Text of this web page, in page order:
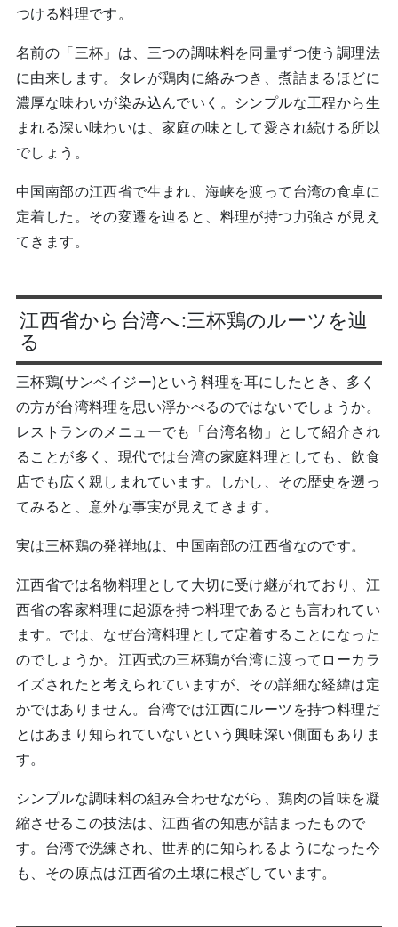
つける料理です。
名前の「三杯」は、三つの調味料を同量ずつ使う調理法
に由来します。タレが鶏肉に絡みつき、煮詰まるほどに
濃厚な味わいが染み込んでいく。シンプルな工程から生
まれる深い味わいは、家庭の味として愛され続ける所以
でしょう。
中国南部の江西省で生まれ、海峡を渡って台湾の食卓に
定着した。その変遷を辿ると、料理が持つ力強さが見え
てきます。
江西省から台湾へ:三杯鶏のルーツを辿
る
三杯鶏(サンベイジー)という料理を耳にしたとき、多く
の方が台湾料理を思い浮かべるのではないでしょうか。
レストランのメニューでも「台湾名物」として紹介され
ることが多く、現代では台湾の家庭料理としても、飲食
店でも広く親しまれています。しかし、その歴史を遡っ
てみると、意外な事実が見えてきます。
実は三杯鶏の発祥地は、中国南部の江西省なのです。
江西省では名物料理として大切に受け継がれており、江
西省の客家料理に起源を持つ料理であるとも言われてい
ます。では、なぜ台湾料理として定着することになった
のでしょうか。江西式の三杯鶏が台湾に渡ってローカラ
イズされたと考えられていますが、その詳細な経緯は定
かではありません。台湾では江西にルーツを持つ料理だ
とはあまり知られていないという興味深い側面もありま
す。
シンプルな調味料の組み合わせながら、鶏肉の旨味を凝
縮させるこの技法は、江西省の知恵が詰まったもので
す。台湾で洗練され、世界的に知られるようになった今
も、その原点は江西省の土壌に根ざしています。